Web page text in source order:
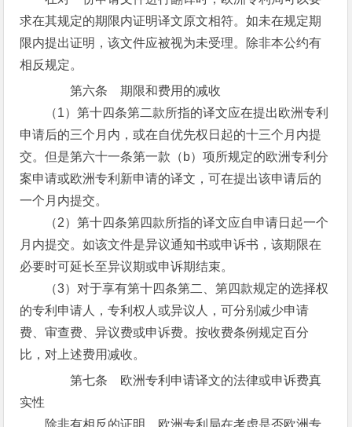
求在其规定的期限内证明译文原文相符。如未在规定期
限内提出证明，该文件应被视为未受理。除非本公约有
相反规定。
第六条 期限和费用的减收
（1）第十四条第二款所指的译文应在提出欧洲专利
申请后的三个月内，或在自优先权日起的十三个月内提
交。但是第六十一条第一款（b）项所规定的欧洲专利分
案申请或欧洲专利新申请的译文，可在提出该申请后的
一个月内提交。
（2）第十四条第四款所指的译文应自申请日起一个
月内提交。如该文件是异议通知书或申诉书，该期限在
必要时可延长至异议期或申诉期结束。
（3）对于享有第十四条第二、第四款规定的选择权
的专利申请人，专利权人或异议人，可分别减少申请
费、审查费、异议费或申诉费。按收费条例规定百分
比，对上述费用减收。
第七条 欧洲专利申请译文的法律或申诉费真
实性
除非有相反的证明，欧洲专利局在考虑是否欧洲专